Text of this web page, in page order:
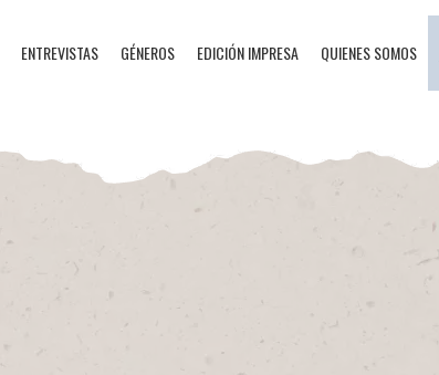
ENTREVISTAS GÉNEROS EDICIÓN IMPRESA QUIENES SOMOS